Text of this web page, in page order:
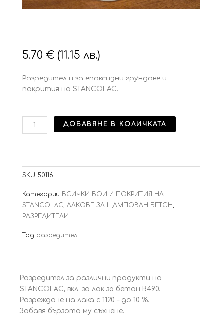
5.70 € (11.15 лв.)
Разредител и за епоксидни грундове и
покрития на STANCOLAC.
количество
за
THINNER
Разредител
л
ДОБАВЯНЕ В КОЛИЧКАТА
SKU 50116
Категории ВСИЧКИ БОИ И ПОКРИТИЯ НА
STANCOLAC, ЛАКОВЕ ЗА ЩАМПОВАН БЕТОН,
РАЗРЕДИТЕЛИ
Tag разредител
Разредител за различни продукти на
STANCOLAC, вкл. за лак за бетон В490.
Разреждане на лака с 1120 – до 10 %.
Забавя бързото му съхнене.